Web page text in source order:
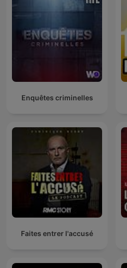
Enquêtes criminelles
Faites entrer l'accusé